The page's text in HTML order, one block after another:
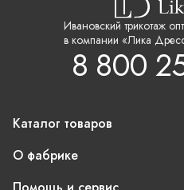
Ивановский трикотаж
в компании «Лика
8 800
Каталог товаров
О фабрике